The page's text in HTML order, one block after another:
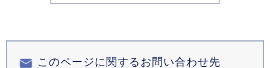
このページに関するお問い合わせ先